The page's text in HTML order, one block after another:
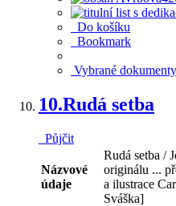
Do košíku
Bookmark
Vybrané dokumenty
10.Rudá setba
Půjčit
Názvové
údaje
Rudá setba /
originálu ...
a ilustrace
Sváška]